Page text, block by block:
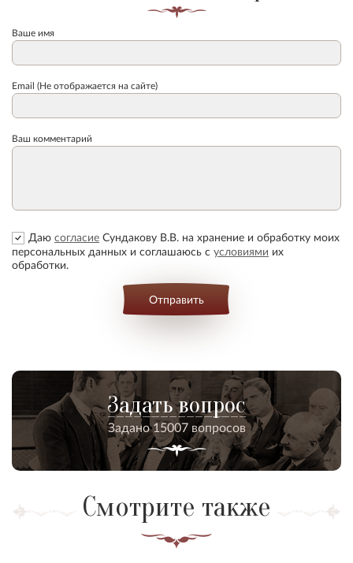
Ваше имя
Email (Не отображается на сайте)
Ваш комментарий
Даю согласие Сундакову В.В. на хранение и обработку моих
персональных данных и соглашаюсь с условиями их
обработки.
Отправить
Задать вопрос
Задано 15007 вопросов
Смотрите также